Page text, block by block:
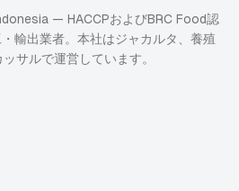
— HACCPおよびBRC Food認
輸出業者。本社はジャカルタ、養殖
サルで運営しています。